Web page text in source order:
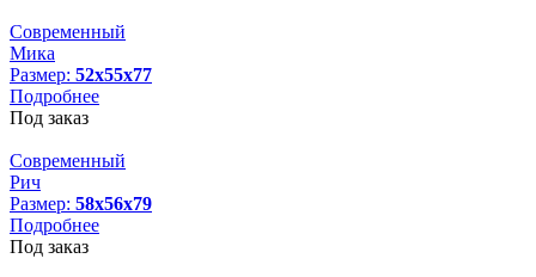
Современный
Мика
Размер: 52х55х77
Подробнее
Под заказ
Современный
Рич
Размер: 58х56х79
Подробнее
Под заказ